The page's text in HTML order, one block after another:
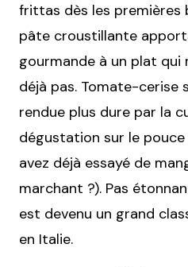
frittas dès les premières
pâte croustillante
gourmande à un plat qui
déjà pas. Tomate-cerise
rendue plus dure par la
dégustation sur le
avez déjà essayé de
marchant ?). Pas
est devenu un grand
en Italie.